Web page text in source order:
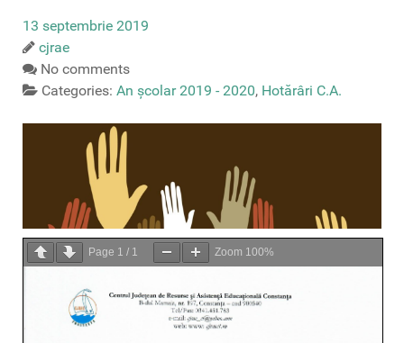
13 septembrie 2019
cjrae
No comments
Categories: An școlar 2019 - 2020, Hotărâri C.A.
Page 1 / 1 Zoom 100%